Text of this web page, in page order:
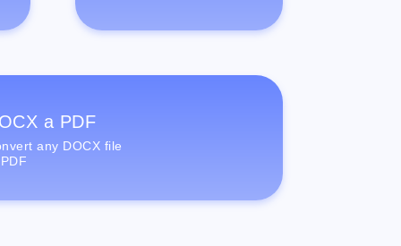
a PDF
any DOCX file